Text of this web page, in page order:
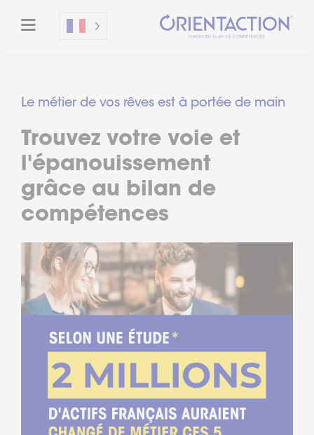
Le métier de vos rêves est à portée de main
Trouvez votre voie et
l'épanouissement
grâce au bilan de
compétences